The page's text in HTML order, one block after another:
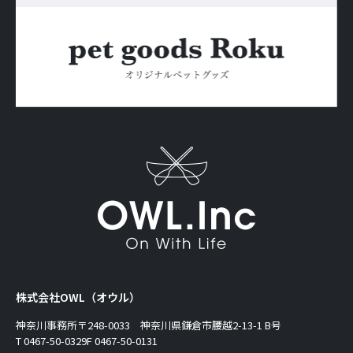
株式会社OWL（オウル）
神奈川事務所〒248-0033 神奈川県鎌倉市腰越2-13-1 B号
T 0467-50-0329F 0467-50-0131